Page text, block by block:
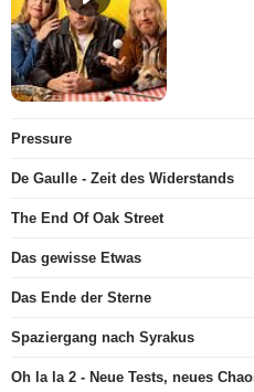
Pressure
De Gaulle - Zeit des Widerstands
The End Of Oak Street
Das gewisse Etwas
Das Ende der Sterne
Spaziergang nach Syrakus
Oh la la 2 - Neue Tests, neues